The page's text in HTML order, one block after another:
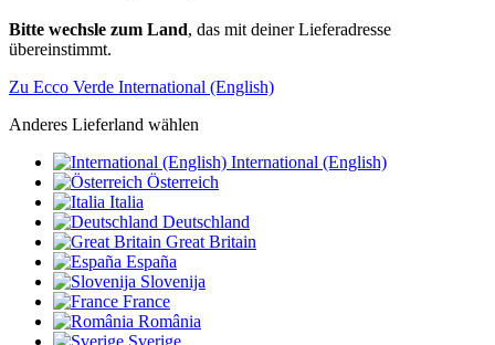
Bitte wechsle zum Land, das mit deiner Lieferadresse
übereinstimmt.
Zu Ecco Verde International (English)
Anderes Lieferland wählen
International (English)
Österreich
Italia
Deutschland
Great Britain
España
Slovenija
France
România
Sverige